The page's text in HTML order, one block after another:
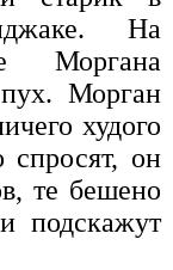
На
Моргана
Морган
худого
он
те бешено
подскажут